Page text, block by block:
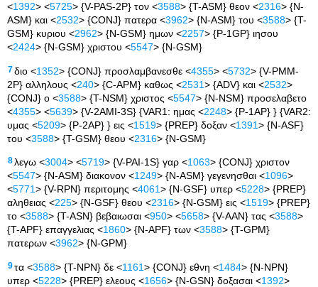
<1392> <5725> {V-PAS-2P} τον <3588> {T-ASM} θεον <2316> {N-
ASM} και <2532> {CONJ} πατερα <3962> {N-ASM} του <3588> {T-
GSM} κυριου <2962> {N-GSM} ημων <2257> {P-1GP} ιησου
<2424> {N-GSM} χριστου <5547> {N-GSM}
7διο <1352> {CONJ} προσλαμβανεσθε <4355> <5732> {V-PMM-
2P} αλληλους <240> {C-APM} καθως <2531> {ADV} και <2532>
{CONJ} ο <3588> {T-NSM} χριστος <5547> {N-NSM} προσελαβετο
<4355> <5639> {V-2AMI-3S} {VAR1: ημας <2248> {P-1AP} } {VAR2:
υμας <5209> {P-2AP} } εις <1519> {PREP} δοξαν <1391> {N-ASF}
του <3588> {T-GSM} θεου <2316> {N-GSM}
8λεγω <3004> <5719> {V-PAI-1S} γαρ <1063> {CONJ} χριστον
<5547> {N-ASM} διακονον <1249> {N-ASM} γεγενησθαι <1096>
<5771> {V-RPN} περιτομης <4061> {N-GSF} υπερ <5228> {PREP}
αληθειας <225> {N-GSF} θεου <2316> {N-GSM} εις <1519> {PREP}
το <3588> {T-ASN} βεβαιωσαι <950> <5658> {V-AAN} τας <3588>
{T-APF} επαγγελιας <1860> {N-APF} των <3588> {T-GPM}
πατερων <3962> {N-GPM}
9τα <3588> {T-NPN} δε <1161> {CONJ} εθνη <1484> {N-NPN}
υπερ <5228> {PREP} ελεους <1656> {N-GSN} δοξασαι <1392>